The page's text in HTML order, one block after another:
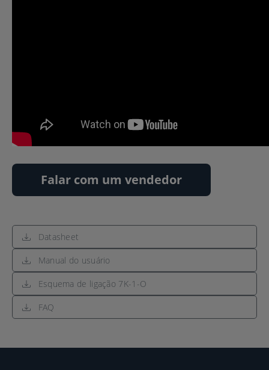
Falar com um vendedor
Datasheet
Manual do usuário
Esquema de ligação 7K-1-O
FAQ